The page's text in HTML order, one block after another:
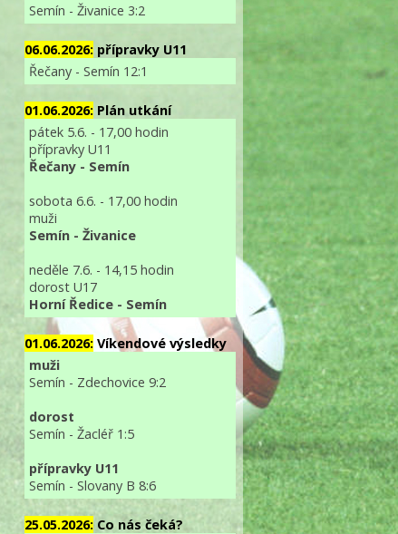
Semín - Živanice 3:2
06.06.2026: přípravky U11
Řečany - Semín 12:1
01.06.2026: Plán utkání
pátek 5.6. - 17,00 hodin
přípravky U11
Řečany - Semín
sobota 6.6. - 17,00 hodin
muži
Semín - Živanice
neděle 7.6. - 14,15 hodin
dorost U17
Horní Ředice - Semín
01.06.2026: Víkendové výsledky
muži
Semín - Zdechovice 9:2
dorost
Semín - Žacléř 1:5
přípravky U11
Semín - Slovany B 8:6
25.05.2026: Co nás čeká?